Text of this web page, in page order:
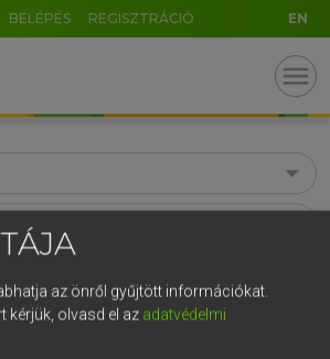
BELÉPÉS REGISZTRÁCIÓ EN
menu
az önről gyűjtött információkat.
kérjük, olvasd el az adatvédelmi
8 9 ö ü ó